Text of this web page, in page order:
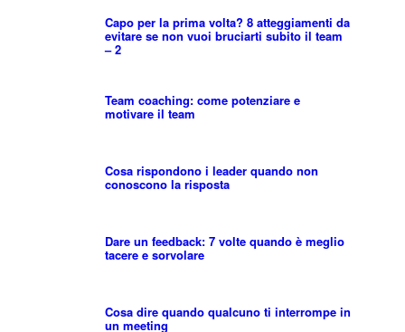
Capo per la prima volta? 8 atteggiamenti da
evitare se non vuoi bruciarti subito il team
– 2
Team coaching: come potenziare e
motivare il team
Cosa rispondono i leader quando non
conoscono la risposta
Dare un feedback: 7 volte quando è meglio
tacere e sorvolare
Cosa dire quando qualcuno ti interrompe in
un meeting